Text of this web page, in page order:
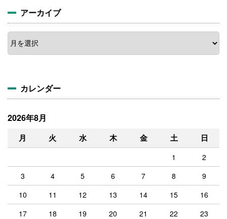
アーカイブ
ア
ー
カ
カレンダー
2026年8月
月 火 水 木 金 土 日
1
2
3
4 5 6 7 8
9
10
11 12 13 14 15
16
17
18 19 20 21 22
23